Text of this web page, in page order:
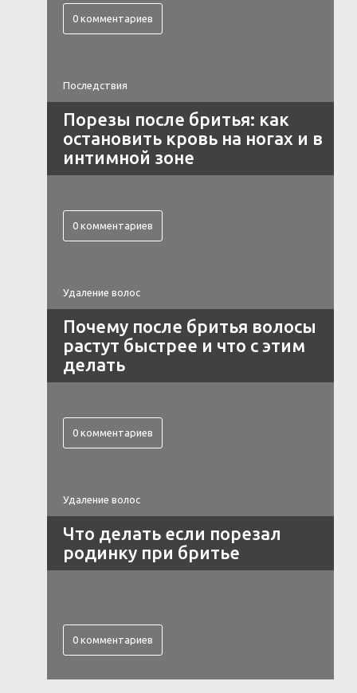
0 комментариев
Последствия
Порезы после бритья: как
остановить кровь на ногах и в
интимной зоне
0 комментариев
Удаление волос
Почему после бритья волосы
растут быстрее и что с этим
делать
0 комментариев
Удаление волос
Что делать если порезал
родинку при бритье
0 комментариев